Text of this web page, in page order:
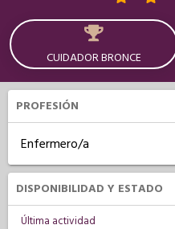
CUIDADOR BRONCE
PROFESIÓN
Enfermero/a
DISPONIBILIDAD Y ESTADO
Última actividad